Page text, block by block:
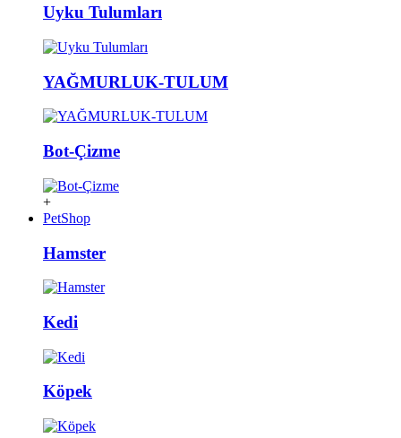
Uyku Tulumları
YAĞMURLUK-TULUM
Bot-Çizme
+
PetShop
Hamster
Kedi
Köpek